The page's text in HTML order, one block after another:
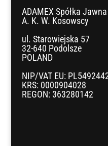
ADAMEX Spółka Jawna
A. K. W. Kosowscy
ul. Starowiejska 57
32-640 Podolsze
POLAND
NIP/VAT EU:
KRS: 0000904028
REGON: 363280142